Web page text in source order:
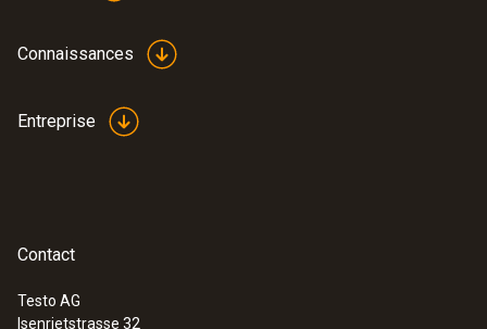
Connaissances
Entreprise
Contact
Testo AG
Isenrietstrasse 32